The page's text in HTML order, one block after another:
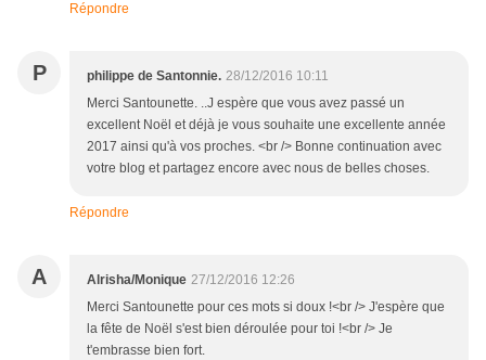
Répondre
P philippe de Santonnie. 28/12/2016 10:11
Merci Santounette. ..J espère que vous avez passé un
excellent Noël et déjà je vous souhaite une excellente année
2017 ainsi qu'à vos proches. <br /> Bonne continuation avec
votre blog et partagez encore avec nous de belles choses.
Répondre
A Alrisha/Monique 27/12/2016 12:26
Merci Santounette pour ces mots si doux !<br /> J'espère que
la fête de Noël s'est bien déroulée pour toi !<br /> Je
t'embrasse bien fort.